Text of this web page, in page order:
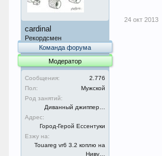
cardinal
Рекордсмен
Команда форума
Модератор
Сообщения:
2.776
Пол:
Мужской
Род занятий:
Диванный джиппер…
Адрес:
Город-Герой Ессентуки
Езжу на:
Touareg vr6 3.2 коплю на
Ниву…
24 окт 2013